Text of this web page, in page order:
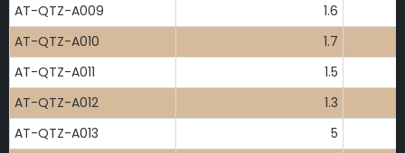
AT-QTZ-A009
1.6
AT-QTZ-A010
1.7
AT-QTZ-A011
1.5
AT-QTZ-A012
1.3
AT-QTZ-A013
5